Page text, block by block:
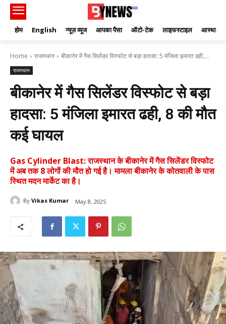
होम English न्यूज़ व्यूज आपका पैसा ऑटो-टेक लाइफस्टाइल आस्था
Home राजस्थान बीकानेर में गैस सिलेंडर विस्फोट से बड़ा हादसा: 5 मंजिला इमारत ढही,...
राजस्थान
बीकानेर में गैस सिलेंडर विस्फोट से बड़ा
हादसा: 5 मंजिला इमारत ढही, 8 की मौत
कई घायल
Gas Cylinder Blast: राजस्थान के बीकानेर में गैस सिलेंडर विस्फोट
में अब तक 8 लोगों की मौत हो गई है। मामला बीकानेर के कोतवाली के पास
स्थित मदन मार्केट का है।
By Vikas Kumar May 8, 2025